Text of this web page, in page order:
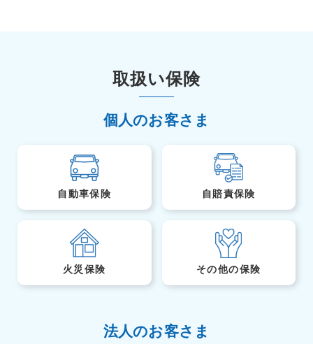
取扱い保険
個人のお客さま
自動車保険 自賠責保険
火災保険 その他の保険
法人のお客さま